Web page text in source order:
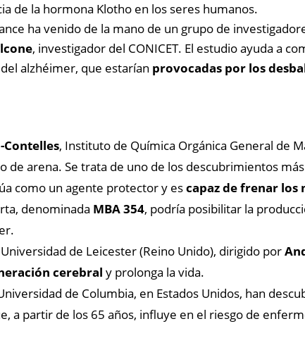
de la hormona Klotho en los seres humanos.
ha venido de la mano de un grupo de
, investigador del CONICET. El estudio ayuda a
del alzhéimer, que estarían provocadas por los
Contelles, Instituto de Química Orgánica General de
de arena. Se trata de uno de los descubrimientos
como un agente protector y escapaz de frenar los
denominada MBA 354, podría posibilitar la
de Leicester (Reino Unido), dirigido por
cerebral y prolonga la vida.
de Columbia, en Estados Unidos, han
a partir de los 65 años, influye en el riesgo de